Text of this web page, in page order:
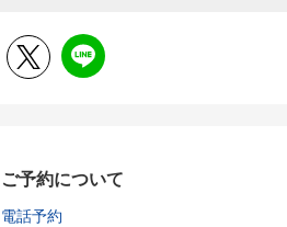
ご予約について
電話予約